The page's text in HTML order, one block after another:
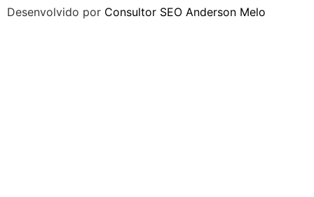
Desenvolvido por Consultor SEO Anderson Melo